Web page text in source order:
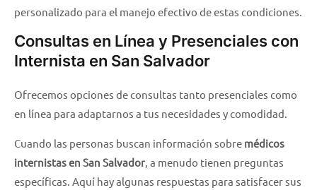
personalizado para el manejo efectivo de estas condiciones.
Consultas en Línea y Presenciales con
Internista en San Salvador
Ofrecemos opciones de consultas tanto presenciales como
en línea para adaptarnos a tus necesidades y comodidad.
Cuando las personas buscan información sobre médicos
internistas en San Salvador , a menudo tienen preguntas
específicas. Aquí hay algunas respuestas para satisfacer sus